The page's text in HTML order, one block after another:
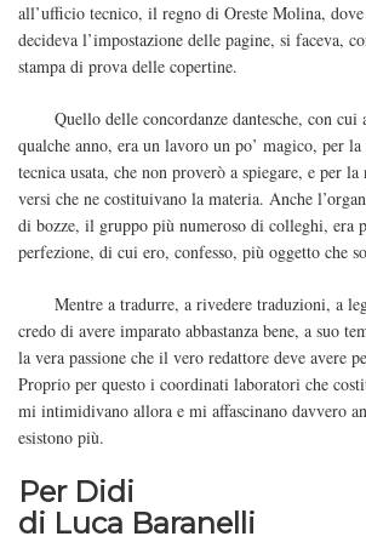
all’ufficio tecnico, il regno di Oreste Molina,
decideva l’impostazione delle pagine, si faceva,
stampa di prova delle copertine.
Quello delle concordanze dantesche, con cui
qualche anno, era un lavoro un po’ magico, per
tecnica usata, che non proverò a spiegare, e per
versi che ne costituivano la materia. Anche
di bozze, il gruppo più numeroso di colleghi, era
perfezione, di cui ero, confesso, più oggetto che
Mentre a tradurre, a rivedere traduzioni, a
credo di avere imparato abbastanza bene, a suo
la vera passione che il vero redattore deve avere
Proprio per questo i coordinati laboratori che
mi intimidivano allora e mi affascinano davvero
esistono più.
Per Didi
di Luca Baranelli